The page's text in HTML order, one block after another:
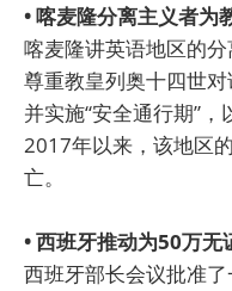
• 喀麦隆分离主义者为
喀麦隆讲英语地区的
尊重教皇列奥十四世
并实施“安全通行期”
2017年以来，该地区
亡。
• 西班牙推动为50万无
西班牙部长会议批准